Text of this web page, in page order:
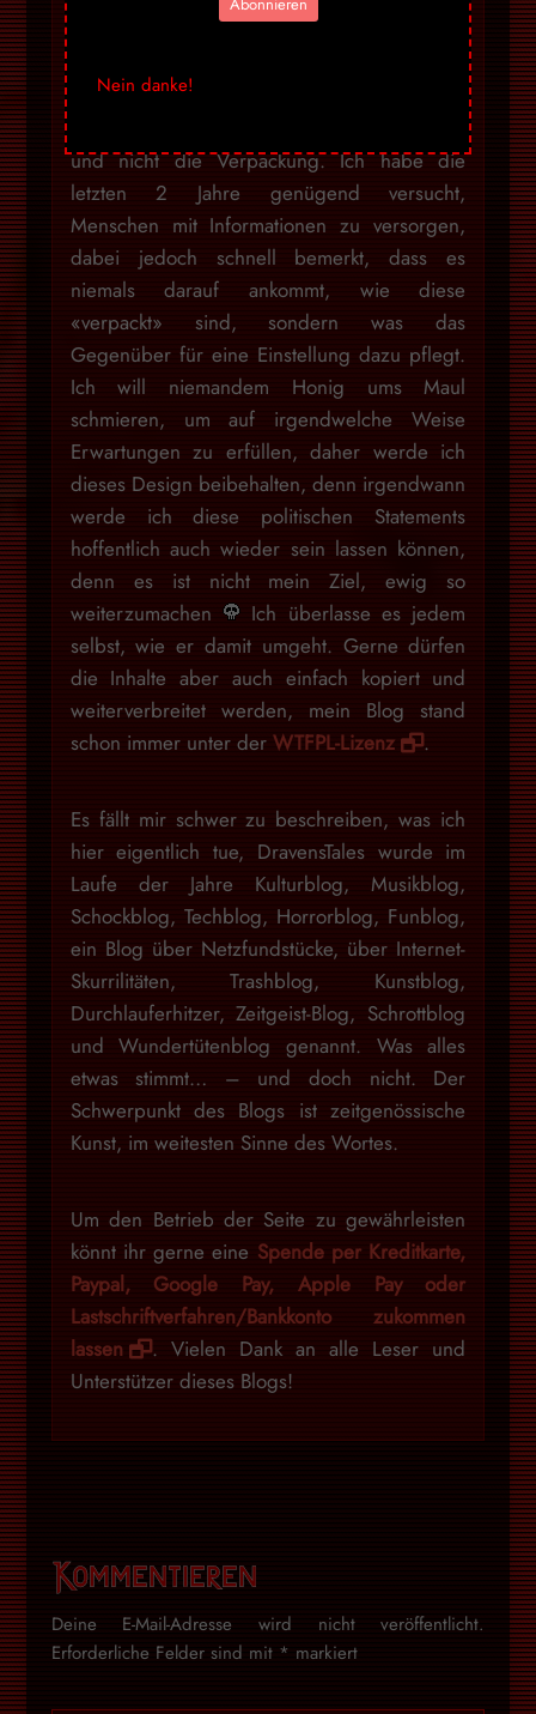
nicht «seriös» wirkt, ich werde dies aber
gefallen. Wer offen ist, für nicht
und nicht die Verpackung. Ich habe die
letzten 2 Jahre genügend versucht,
Menschen mit Informationen zu versorgen,
dabei jedoch schnell bemerkt, dass es
niemals darauf ankommt, wie diese
«verpackt» sind, sondern was das
Gegenüber für eine Einstellung dazu pflegt.
Ich will niemandem Honig ums Maul
schmieren, um auf irgendwelche Weise
Erwartungen zu erfüllen, daher werde ich
dieses Design beibehalten, denn irgendwann
werde ich diese politischen Statements
hoffentlich auch wieder sein lassen können,
denn es ist nicht mein Ziel, ewig so
weiterzumachen
Ich überlasse es jedem
selbst, wie er damit umgeht. Gerne dürfen
die Inhalte aber auch einfach kopiert und
weiterverbreitet werden, mein Blog stand
schon immer unter der WTFPL-Lizenz .
Es fällt mir schwer zu beschreiben, was ich
hier eigentlich tue, DravensTales wurde im
Laufe der Jahre Kulturblog, Musikblog,
Schockblog, Techblog, Horrorblog, Funblog,
ein Blog über Netzfundstücke, über Internet-
Skurrilitäten, Trashblog, Kunstblog,
Durchlauferhitzer, Zeitgeist-Blog, Schrottblog
und Wundertütenblog genannt. Was alles
etwas stimmt… – und doch nicht. Der
Schwerpunkt des Blogs ist zeitgenössische
Kunst, im weitesten Sinne des Wortes.
Um den Betrieb der Seite zu gewährleisten
könnt ihr gerne eine Spende per Kreditkarte,
Paypal, Google Pay, Apple Pay oder
Lastschriftverfahren/Bankkonto zukommen
lassen
. Vielen Dank an alle Leser und
Unterstützer dieses Blogs!
Kommentieren
Deine E-Mail-Adresse wird nicht veröffentlicht.
Erforderliche Felder sind mit * markiert
Nein danke!